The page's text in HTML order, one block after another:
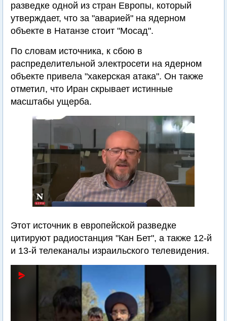
разведке одной из стран Европы, который
утверждает, что за "аварией" на ядерном
объекте в Натанзе стоит "Мосад".
По словам источника, к сбою в
распределительной электросети на ядерном
объекте привела "хакерская атака". Он также
отметил, что Иран скрывает истинные
масштабы ущерба.
Этот источник в европейской разведке
цитируют радиостанция "Кан Бет", а также 12-й
и 13-й телеканалы израильского телевидения.